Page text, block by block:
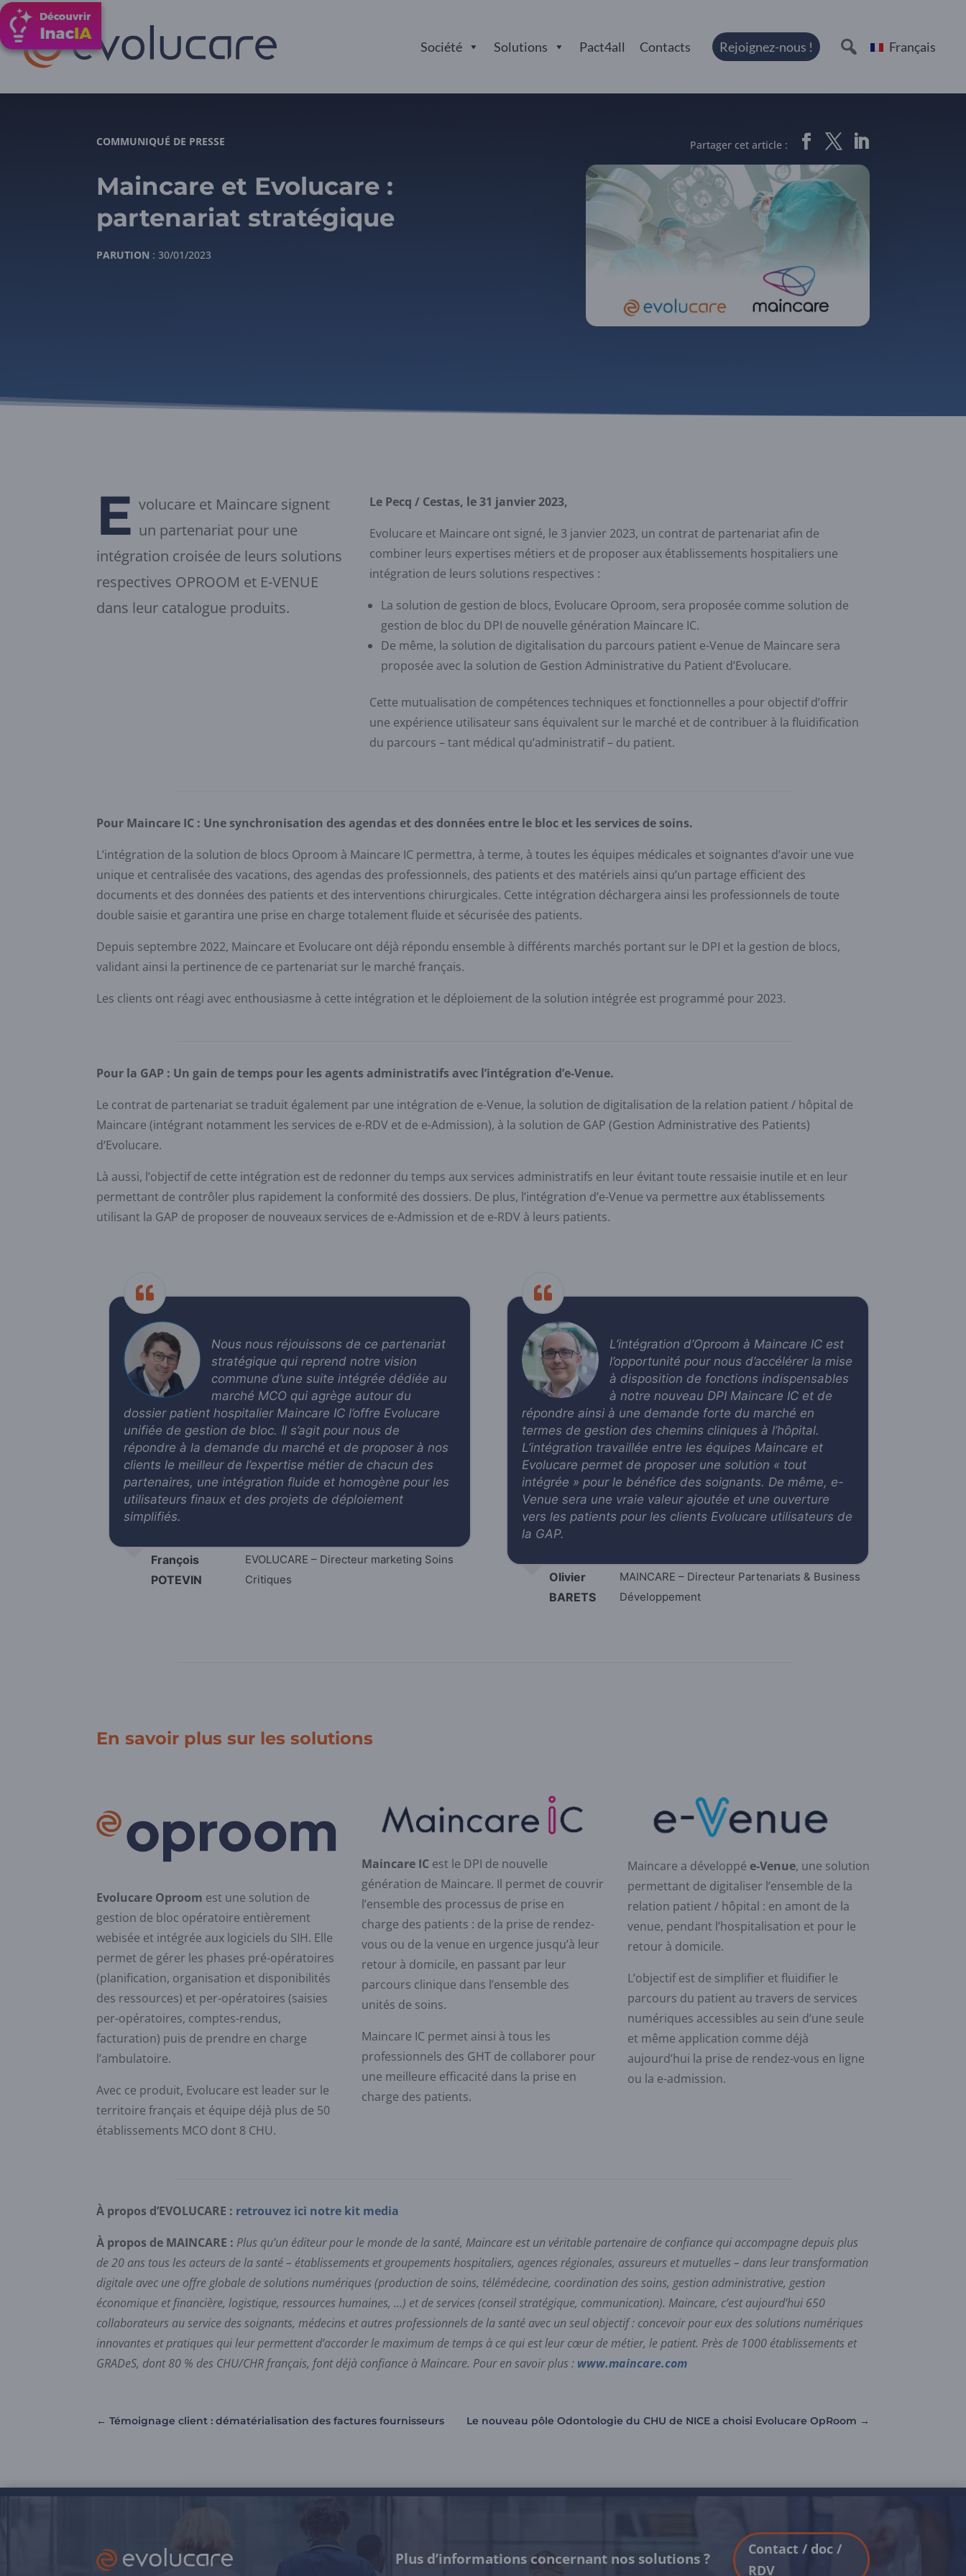
Société Solutions Pact4all Contacts Rejoignez-nous ! Français
COMMUNIQUÉ DE PRESSE
Maincare et Evolucare :
partenariat stratégique
PARUTION : 30/01/2023
Partager cet article :
E volucare et Maincare signent
un partenariat pour une
intégration croisée de leurs solutions
respectives OPROOM et E-VENUE
dans leur catalogue produits.
Le Pecq / Cestas, le 31 janvier 2023,
Evolucare et Maincare ont signé, le 3 janvier 2023, un contrat de partenariat afin de
combiner leurs expertises métiers et de proposer aux établissements hospitaliers une
intégration de leurs solutions respectives :
La solution de gestion de blocs, Evolucare Oproom, sera proposée comme solution de
gestion de bloc du DPI de nouvelle génération Maincare IC.
De même, la solution de digitalisation du parcours patient e-Venue de Maincare sera
proposée avec la solution de Gestion Administrative du Patient d’Evolucare.
Cette mutualisation de compétences techniques et fonctionnelles a pour objectif d’offrir
une expérience utilisateur sans équivalent sur le marché et de contribuer à la fluidification
du parcours – tant médical qu’administratif – du patient.
Pour Maincare IC : Une synchronisation des agendas et des données entre le bloc et les services de soins.
L’intégration de la solution de blocs Oproom à Maincare IC permettra, à terme, à toutes les équipes médicales et soignantes d’avoir une vue
unique et centralisée des vacations, des agendas des professionnels, des patients et des matériels ainsi qu’un partage efficient des
documents et des données des patients et des interventions chirurgicales. Cette intégration déchargera ainsi les professionnels de toute
double saisie et garantira une prise en charge totalement fluide et sécurisée des patients.
Depuis septembre 2022, Maincare et Evolucare ont déjà répondu ensemble à différents marchés portant sur le DPI et la gestion de blocs,
validant ainsi la pertinence de ce partenariat sur le marché français.
Les clients ont réagi avec enthousiasme à cette intégration et le déploiement de la solution intégrée est programmé pour 2023.
Pour la GAP : Un gain de temps pour les agents administratifs avec l’intégration d’e-Venue.
Le contrat de partenariat se traduit également par une intégration de e-Venue, la solution de digitalisation de la relation patient / hôpital de
Maincare (intégrant notamment les services de e-RDV et de e-Admission), à la solution de GAP (Gestion Administrative des Patients)
d‘Evolucare.
Là aussi, l’objectif de cette intégration est de redonner du temps aux services administratifs en leur évitant toute ressaisie inutile et en leur
permettant de contrôler plus rapidement la conformité des dossiers. De plus, l’intégration d’e-Venue va permettre aux établissements
utilisant la GAP de proposer de nouveaux services de e-Admission et de e-RDV à leurs patients.
Nous nous réjouissons de ce partenariat
stratégique qui reprend notre vision
commune d’une suite intégrée dédiée au
marché MCO qui agrège autour du
dossier patient hospitalier Maincare IC l’offre Evolucare
unifiée de gestion de bloc. Il s’agit pour nous de
répondre à la demande du marché et de proposer à nos
clients le meilleur de l’expertise métier de chacun des
partenaires, une intégration fluide et homogène pour les
utilisateurs finaux et des projets de déploiement
simplifiés.
François
POTEVIN
EVOLUCARE – Directeur marketing Soins
Critiques
L’intégration d’Oproom à Maincare IC est
l’opportunité pour nous d’accélérer la mise
à disposition de fonctions indispensables
à notre nouveau DPI Maincare IC et de
répondre ainsi à une demande forte du marché en
termes de gestion des chemins cliniques à l’hôpital.
L’intégration travaillée entre les équipes Maincare et
Evolucare permet de proposer une solution « tout
intégrée » pour le bénéfice des soignants. De même, e-
Venue sera une vraie valeur ajoutée et une ouverture
vers les patients pour les clients Evolucare utilisateurs de
la GAP.
Olivier
BARETS
MAINCARE – Directeur Partenariats & Business
Développement
En savoir plus sur les solutions
Evolucare Oproom est une solution de
gestion de bloc opératoire entièrement
webisée et intégrée aux logiciels du SIH. Elle
permet de gérer les phases pré-opératoires
(planification, organisation et disponibilités
des ressources) et per-opératoires (saisies
per-opératoires, comptes-rendus,
facturation) puis de prendre en charge
l’ambulatoire.
Avec ce produit, Evolucare est leader sur le
territoire français et équipe déjà plus de 50
établissements MCO dont 8 CHU.
Maincare IC est le DPI de nouvelle
génération de Maincare. Il permet de couvrir
l’ensemble des processus de prise en
charge des patients : de la prise de rendez-
vous ou de la venue en urgence jusqu’à leur
retour à domicile, en passant par leur
parcours clinique dans l’ensemble des
unités de soins.
Maincare IC permet ainsi à tous les
professionnels des GHT de collaborer pour
une meilleure efficacité dans la prise en
charge des patients.
Maincare a développé e-Venue, une solution
permettant de digitaliser l’ensemble de la
relation patient / hôpital : en amont de la
venue, pendant l’hospitalisation et pour le
retour à domicile.
L’objectif est de simplifier et fluidifier le
parcours du patient au travers de services
numériques accessibles au sein d’une seule
et même application comme déjà
aujourd’hui la prise de rendez-vous en ligne
ou la e-admission.
À propos d’EVOLUCARE : retrouvez ici notre kit media
À propos de MAINCARE : Plus qu’un éditeur pour le monde de la santé, Maincare est un véritable partenaire de confiance qui accompagne depuis plus
de 20 ans tous les acteurs de la santé – établissements et groupements hospitaliers, agences régionales, assureurs et mutuelles – dans leur transformation
digitale avec une offre globale de solutions numériques (production de soins, télémédecine, coordination des soins, gestion administrative, gestion
économique et financière, logistique, ressources humaines, …) et de services (conseil stratégique, communication). Maincare, c’est aujourd’hui 650
collaborateurs au service des soignants, médecins et autres professionnels de la santé avec un seul objectif : concevoir pour eux des solutions numériques
innovantes et pratiques qui leur permettent d’accorder le maximum de temps à ce qui est leur cœur de métier, le patient. Près de 1000 établissements et
GRADeS, dont 80 % des CHU/CHR français, font déjà confiance à Maincare. Pour en savoir plus : www.maincare.com
←Témoignage client : dématérialisation des factures fournisseurs Le nouveau pôle Odontologie du CHU de NICE a choisi Evolucare OpRoom →
Plus d’informations concernant nos solutions ?
Contact / doc /
RDV